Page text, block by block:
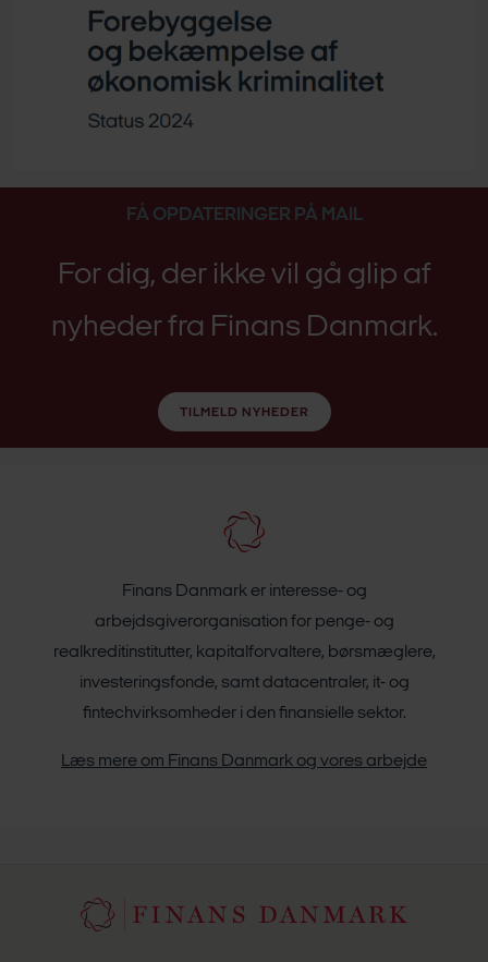
FÅ OPDATERINGER PÅ MAIL
For dig, der ikke vil gå glip af
nyheder fra Finans Danmark.
TILMELD NYHEDER
Finans Danmark er interesse- og
arbejdsgiverorganisation for penge- og
realkreditinstitutter, kapitalforvaltere, børsmæglere,
investeringsfonde, samt datacentraler, it- og
fintechvirksomheder i den finansielle sektor.
Læs mere om Finans Danmark og vores arbejde